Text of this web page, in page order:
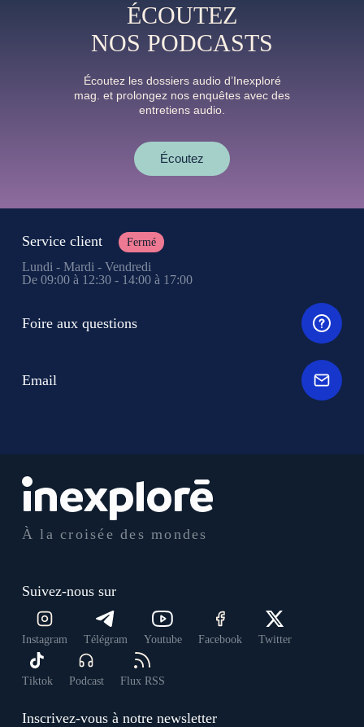
ÉCOUTEZ
NOS PODCASTS
Écoutez les dossiers audio d’Inexploré
mag. et prolongez nos enquêtes avec des
entretiens audio.
Écoutez
À la croisée des mondes
Suivez-nous sur
Instagram Télégram Youtube Facebook Twitter
Tiktok Podcast Flux RSS
Inscrivez-vous à notre newsletter
Service client Fermé
Lundi - Mardi - Vendredi
De 09:00 à 12:30 - 14:00 à 17:00
Foire aux questions
Email